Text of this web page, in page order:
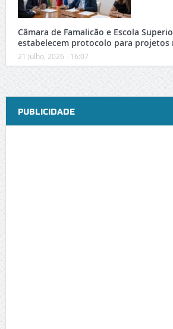
Câmara de Famalicão e Escola
estabelecem protocolo para projetos
21 Julho, 2026 - 16:07
PUBLICIDADE